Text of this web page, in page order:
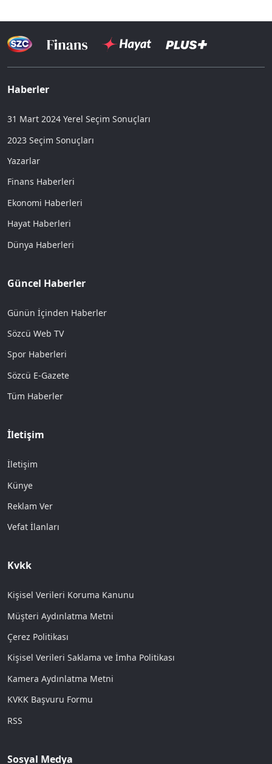
Haberler
31 Mart 2024 Yerel Seçim Sonuçları
2023 Seçim Sonuçları
Yazarlar
Finans Haberleri
Ekonomi Haberleri
Hayat Haberleri
Dünya Haberleri
Güncel Haberler
Günün İçinden Haberler
Sözcü Web TV
Spor Haberleri
Sözcü E-Gazete
Tüm Haberler
İletişim
İletişim
Künye
Reklam Ver
Vefat İlanları
Kvkk
Kişisel Verileri Koruma Kanunu
Müşteri Aydınlatma Metni
Çerez Politikası
Kişisel Verileri Saklama ve İmha Politikası
Kamera Aydınlatma Metni
KVKK Başvuru Formu
RSS
Sosyal Medya